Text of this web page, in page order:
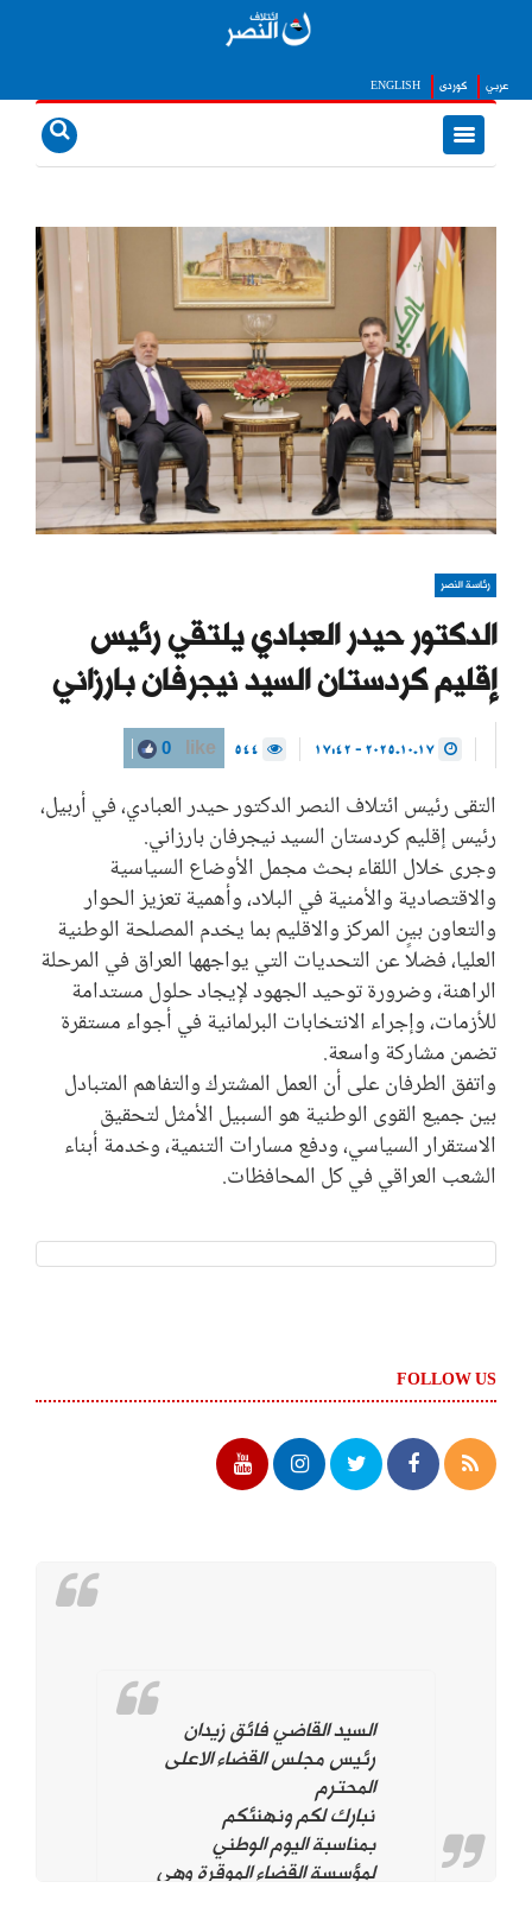
ENGLISH كوردى عربي
رئاسة النصر
الدكتور حيدر العبادي يلتقي رئيس
إقليم كردستان السيد نيجرفان بارزاني
like
0
التقى رئيس ائتلاف النصر الدكتور حيدر العبادي، في أربيل،
رئيس إقليم كردستان السيد نيجرفان بارزاني.
وجرى خلال اللقاء بحث مجمل الأوضاع السياسية
والاقتصادية والأمنية في البلاد، وأهمية تعزيز الحوار
والتعاون بين المركز والاقليم بما يخدم المصلحة الوطنية
العليا، فضلاً عن التحديات التي يواجهها العراق في المرحلة
الراهنة، وضرورة توحيد الجهود لإيجاد حلول مستدامة
للأزمات، وإجراء الانتخابات البرلمانية في أجواء مستقرة
تضمن مشاركة واسعة.
واتفق الطرفان على أن العمل المشترك والتفاهم المتبادل
بين جميع القوى الوطنية هو السبيل الأمثل لتحقيق
الاستقرار السياسي، ودفع مسارات التنمية، وخدمة أبناء
الشعب العراقي في كل المحافظات.
FOLLOW US
السيد القاضي فائق زيدان
رئيس مجلس القضاء الاعلى
المحترم
نبارك لكم ونهنئكم
بمناسبة اليوم الوطني
لمؤسسة القضاء الموقرة وهي